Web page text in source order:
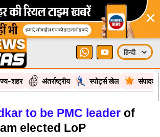
×
शहर अंतर्राष्ट्रीय स्पोर्ट्स खेल
to be PMC leader of
elected LoP